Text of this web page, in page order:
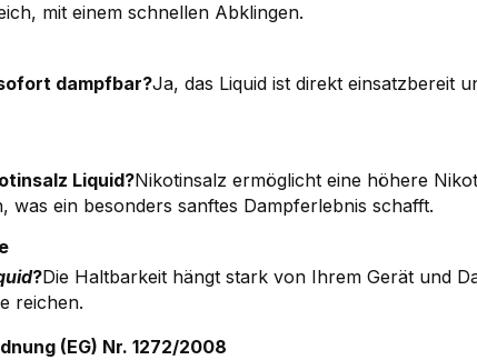
mit einem schnellen Abklingen.
dampfbar?Ja, das Liquid ist direkt einsatzbereit
Liquid?Nikotinsalz ermöglicht eine höhere
was ein besonders sanftes Dampferlebnis schafft.
?Die Haltbarkeit hängt stark von Ihrem Gerät und
reichen.
(EG) Nr. 1272/2008